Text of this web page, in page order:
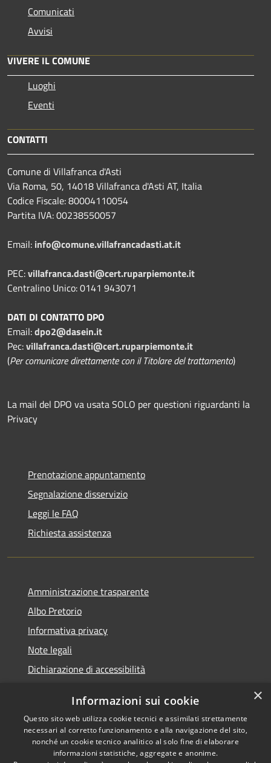
Comunicati
Avvisi
VIVERE IL COMUNE
Luoghi
Eventi
CONTATTI
Comune di Villafranca d'Asti
Via Roma, 50, 14018 Villafranca d'Asti AT, Italia
Codice Fiscale: 80004110054
Partita IVA: 00238550057
Email: info@comune.villafrancadasti.at.it
PEC:villafranca.dasti@cert.ruparpiemonte.it
Centralino Unico: 0141 943071
DATI DI CONTATTO DPO
Email:dpo2@dasein.it
Pec:villafranca.dasti@cert.ruparpiemonte.it
(Per comunicare direttamente con il Titolare del trattamento)
La mail del DPO va usata SOLO per questioni riguardanti la
Privacy
Prenotazione appuntamento
Segnalazione disservizio
Leggi le FAQ
Richiesta assistenza
Amministrazione trasparente
Albo Pretorio
Informativa privacy
Note legali
Dichiarazione di accessibilità
RSS
Accessibilità
Privacy
Comune convenzionato
Astigov
×
Informazioni sui cookie
Questo sito web utilizza cookie tecnici e assimilati strettamente
necessari al corretto funzionamento e alla navigazione del sito,
nonché un cookie tecnico analitico al solo fine di elaborare
informazioni statistiche, aggregate e anonime.